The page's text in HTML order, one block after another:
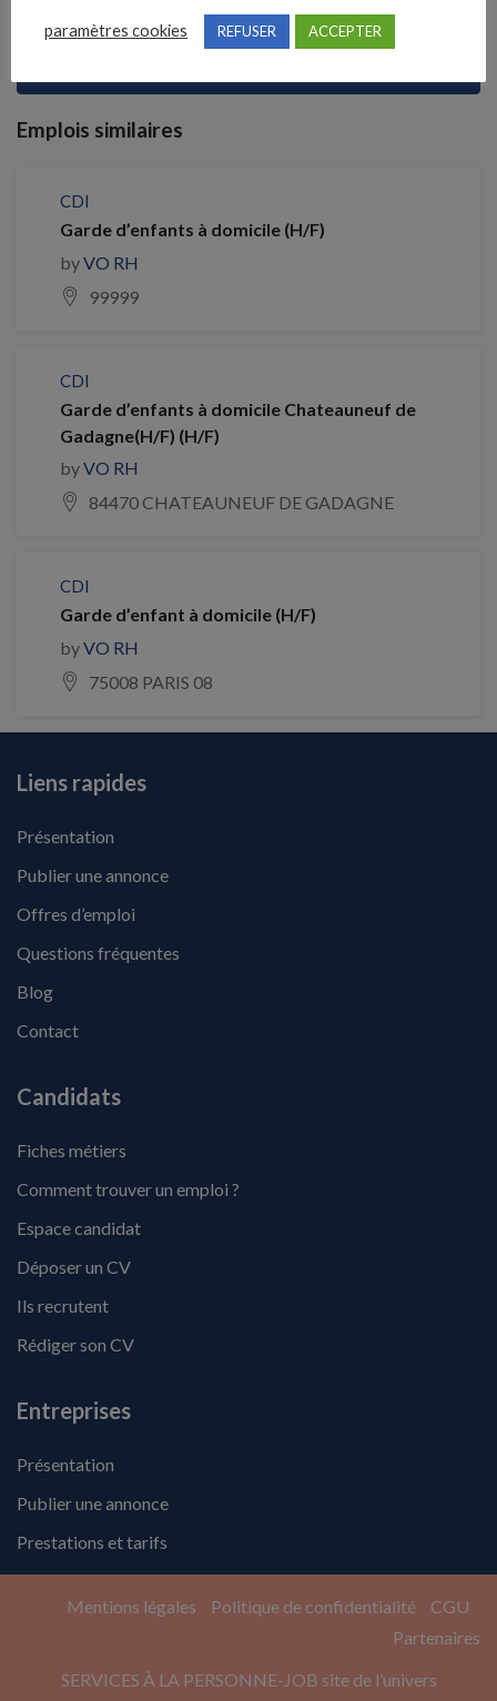
Clôture des candidatures : 25 septembre 2026
Emplois similaires
CDI
Garde d’enfants à domicile (H/F)
byVO RH
99999
CDI
Garde d’enfants à domicile Chateauneuf de
Gadagne(H/F) (H/F)
byVO RH
84470 CHATEAUNEUF DE GADAGNE
CDI
Garde d’enfant à domicile (H/F)
byVO RH
75008 PARIS 08
Liens rapides
Présentation
Publier une annonce
Offres d’emploi
Questions fréquentes
Blog
Contact
Candidats
Fiches métiers
Comment trouver un emploi ?
Espace candidat
Déposer un CV
Ils recrutent
Rédiger son CV
Entreprises
Présentation
Publier une annonce
Prestations et tarifs
SERVICES À LA PERSONNE-JOB site de l’univers
Mentions légales Politique de confidentialité
CGU
Partenaires
paramètres cookies REFUSER ACCEPTER